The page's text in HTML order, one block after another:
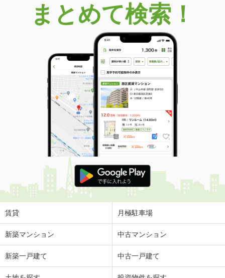
まとめて検索！
賃貸 月極駐車場
新築マンション 中古マンション
新築一戸建て 中古一戸建て